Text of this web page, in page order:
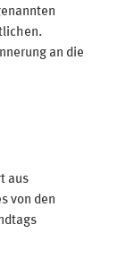
an die
aus
von den